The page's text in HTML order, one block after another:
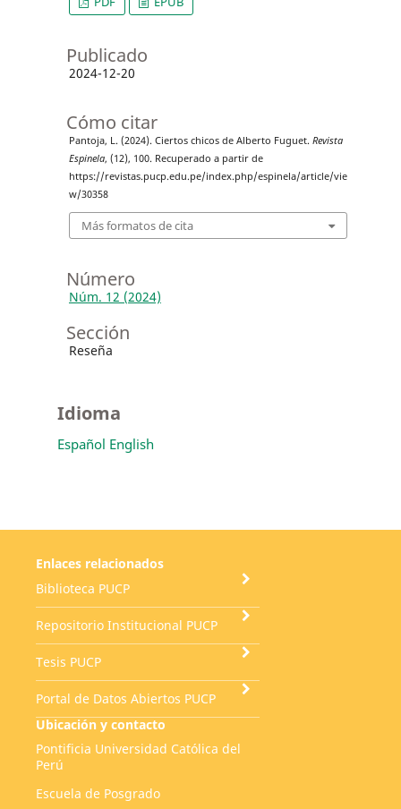
Publicado
2024-12-20
Cómo citar
Pantoja, L. (2024). Ciertos chicos de Alberto Fuguet. Revista
Espinela, (12), 100. Recuperado a partir de
https://revistas.pucp.edu.pe/index.php/espinela/article/vie
w/30358
Más formatos de cita
Número
Núm. 12 (2024)
Sección
Reseña
Idioma
Español English
Enlaces relacionados
Biblioteca PUCP
Repositorio Institucional PUCP
Tesis PUCP
Portal de Datos Abiertos PUCP
Ubicación y contacto
Pontificia Universidad Católica del
Perú
Escuela de Posgrado